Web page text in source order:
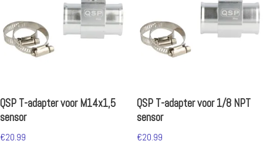
QSP T-adapter voor M14x1,5
sensor
€20.99
QSP T-adapter voor 1/8 NPT
sensor
€20.99